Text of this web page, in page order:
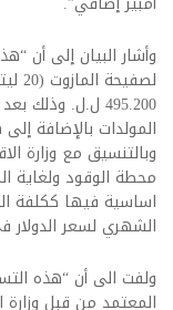
وأشار البيان إلى
495.200 ل.ل.
المولدات بالإضافة
وبالتنسيق مع وزارة
محطة الوقود ولغاية
اساسية فيها ككلفة
الشهري لسعر الدولار في
ولفت الى أن “هذه